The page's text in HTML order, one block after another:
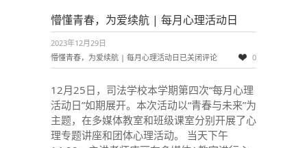
懵懂青春，为爱续航 | 每月心理活动日
2023年12月29日
懵懂青春，为爱续航 | 每月心理活动日 已关闭评论 0
12月25日，司法学校本学期第四次“每月心理
活动日”如期展开。本次活动以“青春与未来”为
主题，在多媒体教室和班级课室分别开展了心
理专题讲座和团体心理活动。 当天下午